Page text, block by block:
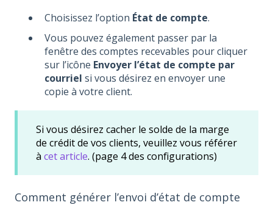
Choisissez l’option État de compte.
Vous pouvez également passer par la
fenêtre des comptes recevables pour cliquer
sur l’icône Envoyer l’état de compte par
courriel si vous désirez en envoyer une
copie à votre client.
Si vous désirez cacher le solde de la marge
de crédit de vos clients, veuillez vous référer
à cet article. (page 4 des configurations)
Comment générer l’envoi d’état de compte